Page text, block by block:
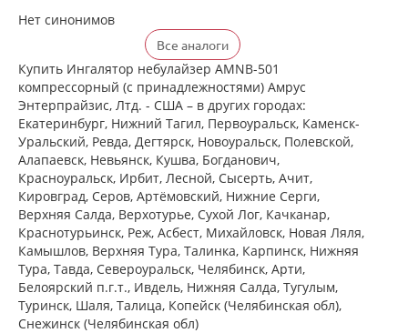
Нет синонимов
Все аналоги
Купить Ингалятор небулайзер AMNB-501
компрессорный (с принадлежностями) Амрус
Энтерпрайзис, Лтд. - США – в других городах:
Екатеринбург, Нижний Тагил, Первоуральск, Каменск-
Уральский, Ревда, Дегтярск, Новоуральск, Полевской,
Алапаевск, Невьянск, Кушва, Богданович,
Красноуральск, Ирбит, Лесной, Сысерть, Ачит,
Кировград, Серов, Артёмовский, Нижние Cерги,
Верхняя Салда, Верхотурье, Сухой Лог, Качканар,
Краснотурьинск, Реж, Асбест, Михайловск, Новая Ляля,
Камышлов, Верхняя Тура, Талинка, Карпинск, Нижняя
Тура, Тавда, Североуральск, Челябинск, Арти,
Белоярский п.г.т., Ивдель, Нижняя Салда, Тугулым,
Туринск, Шаля, Талица, Копейск (Челябинская обл),
Снежинск (Челябинская обл)